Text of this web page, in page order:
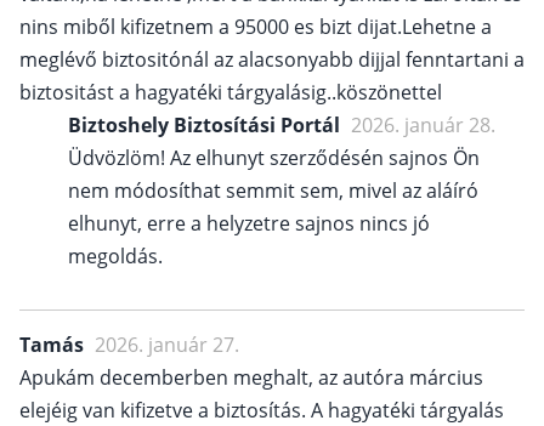
nins miből kifizetnem a 95000 es bizt dijat.Lehetne a
meglévő biztositónál az alacsonyabb dijjal fenntartani a
biztositást a hagyatéki tárgyalásig..köszönettel
Biztoshely Biztosítási Portál 2026. január 28.
Üdvözlöm! Az elhunyt szerződésén sajnos Ön
nem módosíthat semmit sem, mivel az aláíró
elhunyt, erre a helyzetre sajnos nincs jó
megoldás.
Tamás 2026. január 27.
Apukám decemberben meghalt, az autóra március
elejéig van kifizetve a biztosítás. A hagyatéki tárgyalás